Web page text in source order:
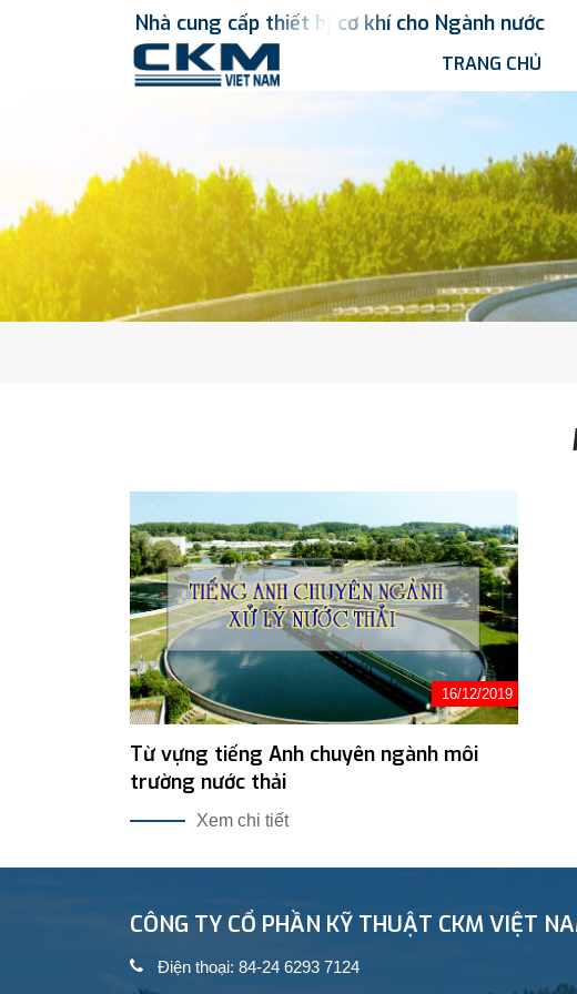
Nhà cung cấp thiết bị cơ khí cho Ngành nước
TRANG CHỦ
16/12/2019
Từ vựng tiếng Anh chuyên ngành môi
trường nước thải
Xem chi tiết
CÔNG TY CỔ PHẦN KỸ THUẬT CKM VIỆT
Điện thoại: 84-24 6293 7124